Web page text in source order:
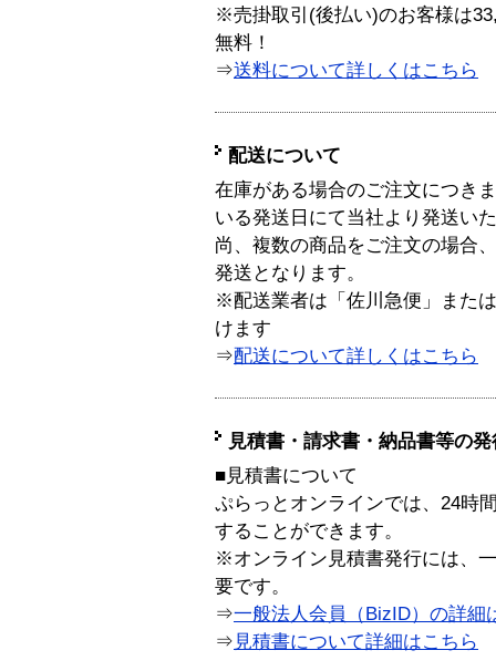
※売掛取引(後払い)のお客様は
無料！
⇒送料について詳しくはこちら
配送について
在庫がある場合のご注文につき
いる発送日にて当社より発送い
尚、複数の商品をご注文の場合
発送となります。
※配送業者は「佐川急便」また
けます
⇒配送について詳しくはこちら
見積書・請求書・納品書等の
■見積書について
ぷらっとオンラインでは、24時
することができます。
※オンライン見積書発行には、
要です。
⇒一般法人会員（BizID）の詳細
⇒ 見積書について詳細はこちら